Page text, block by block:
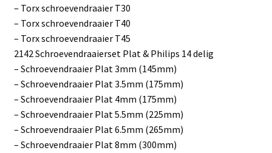
– Torx schroevendraaier T30
– Torx schroevendraaier T40
– Torx schroevendraaier T45
2142 Schroevendraaierset Plat & Philips 14 delig
– Schroevendraaier Plat 3mm (145mm)
– Schroevendraaier Plat 3.5mm (175mm)
– Schroevendraaier Plat 4mm (175mm)
– Schroevendraaier Plat 5.5mm (225mm)
– Schroevendraaier Plat 6.5mm (265mm)
– Schroevendraaier Plat 8mm (300mm)